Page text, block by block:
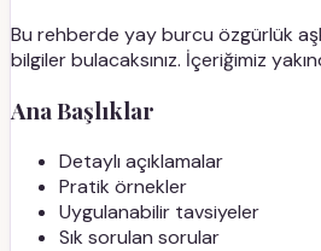
Bu rehberde yay burcu özgürlük
bilgiler bulacaksınız. İçeriğimiz
Ana Başlıklar
Detaylı açıklamalar
Pratik örnekler
Uygulanabilir tavsiyeler
Sık sorulan sorular